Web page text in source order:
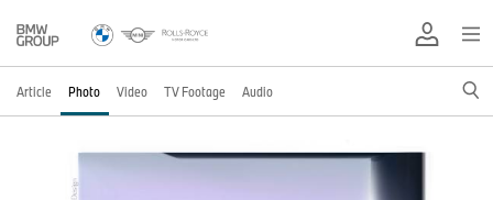
Article Photo Video TV Footage Audio